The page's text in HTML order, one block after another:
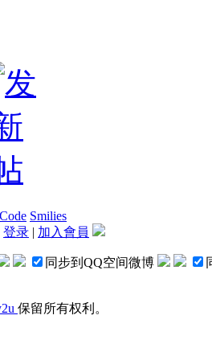
Code Smilies
登录 | 加入會員
同步到QQ空间微博
保留所有权利。